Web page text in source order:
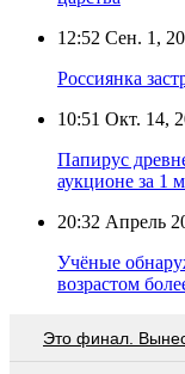
12:52 Сен. 1,
Россиянка
10:51 Окт. 14,
Папирус
аукционе за 1
20:32 Апрель
Учёные
возрастом
Это финал.